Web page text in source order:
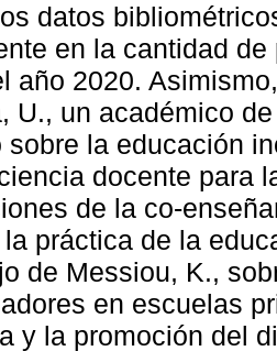
datos
en la cantidad
año 2020.
U., un académico
sobre la educación
docente para
de la co-
práctica de la
de Messiou, K.,
en escuelas
y la promoción del